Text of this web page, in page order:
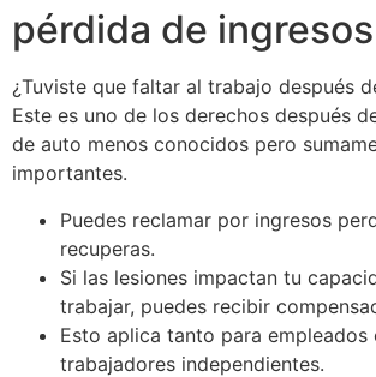
pérdida de ingresos
¿Tuviste que faltar al trabajo después
Este es uno de los derechos después
de auto menos conocidos pero
importantes.
Puedes reclamar por ingresos
recuperas.
Si las lesiones impactan tu
trabajar, puedes recibir
Esto aplica tanto para empleados
trabajadores independientes.